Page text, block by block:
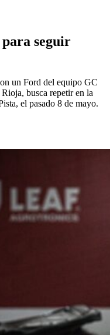
seguir
un Ford del equipo GC
busca repetir en la
el pasado 8 de mayo.